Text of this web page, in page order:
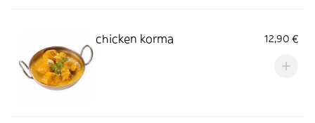
chicken korma 12,90 €